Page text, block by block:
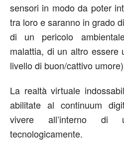
sensori in modo da poter
tra loro e saranno in grado
di un pericolo
malattia, di un altro essere
livello di buon/cattivo
La realtà virtuale
abilitate al continuum
vivere all’interno di
tecnologicamente.